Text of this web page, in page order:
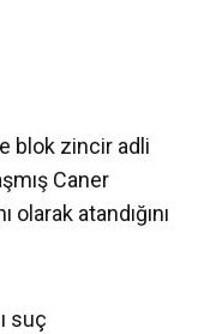
blok zincir adli
Caner
atandığını
suç